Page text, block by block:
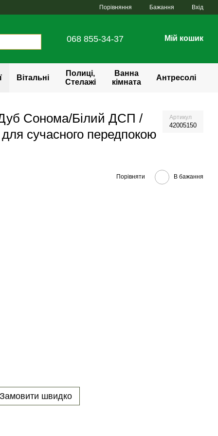
Порівняння Бажання Вхід
068 855-34-37 Мій кошик
Вітальні
Полиці,
Стелажі
Ванна
кімната
Антресолі
Сонома/Білий ДСП /
сучасного передпокою
Артикул
42005150
Порівняти В бажання
швидко